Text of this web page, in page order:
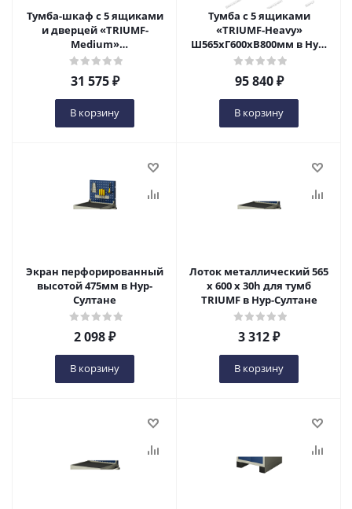
Тумба-шкаф с 5 ящиками
и дверцей «TRIUMF-
Medium»
Ш565хГ600хВ1400мм в Нур-
Султане
31 575₽
В корзину
Тумба с 5 ящиками
«TRIUMF-Heavy»
Ш565хГ600хВ800мм в Нур-
Султане
95 840₽
В корзину
Экран перфорированный
высотой 475мм в Нур-
Султане
2 098₽
В корзину
Лоток металлический 565
х 600 х 30h для тумб
TRIUMF в Нур-Султане
3 312₽
В корзину